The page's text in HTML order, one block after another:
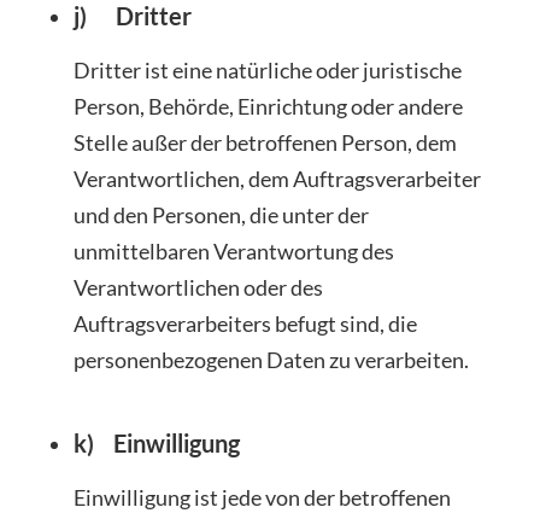
j) Dritter
Dritter ist eine natürliche oder juristische
Person, Behörde, Einrichtung oder andere
Stelle außer der betroffenen Person, dem
Verantwortlichen, dem Auftragsverarbeiter
und den Personen, die unter der
unmittelbaren Verantwortung des
Verantwortlichen oder des
Auftragsverarbeiters befugt sind, die
personenbezogenen Daten zu verarbeiten.
k) Einwilligung
Einwilligung ist jede von der betroffenen